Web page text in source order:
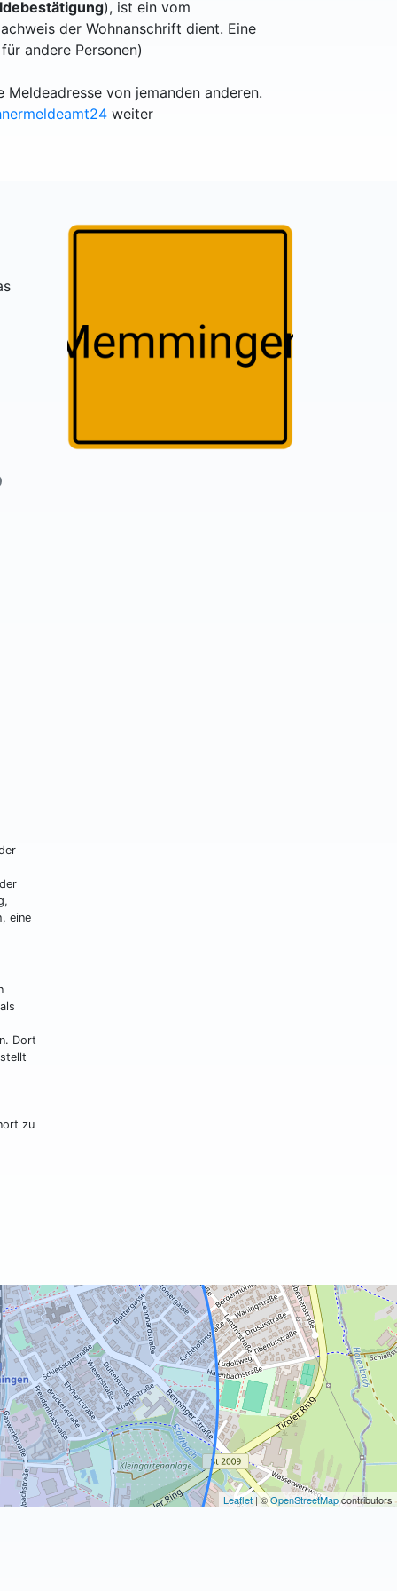
), ist ein vom
der Wohnanschrift dient. Eine
andere Personen)
Meldeadresse von jemanden anderen.
weiter
eine
Dort
zu
Leaflet | ©OpenStreetMapcontributors